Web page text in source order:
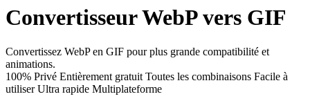
Convertisseur WebP vers GIF
Convertissez WebP en GIF pour plus grande compatibilité et
animations.
100% Privé Entièrement gratuit Toutes les combinaisons Facile à
utiliserUltra rapide Multiplateforme